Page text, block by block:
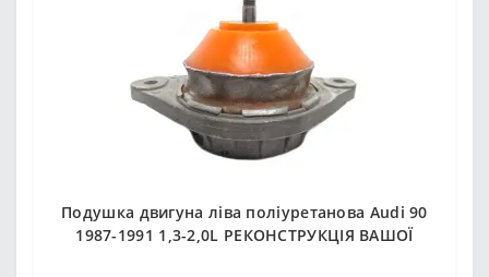
Подушка двигуна ліва поліуретанова Audi 90
1987-1991 1,3-2,0L РЕКОНСТРУКЦІЯ ВАШОЇ